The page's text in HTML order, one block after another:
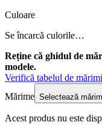
Culoare
Se încarcă culorile…
Reține că ghidul de
modele.
Verifică tabelul de
Mărime Selectează
Acest produs nu este